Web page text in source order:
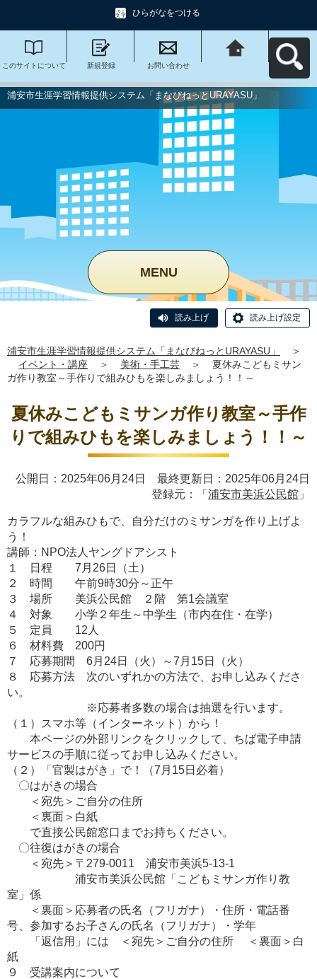
ひらがなをつける
このサイトについて 新規登録 お問い合わせ
びねっと
URAYASU」へ戻る
浦安市生涯学習情報提供システム「まなびねっとURAYASU」
MENU
読み上げ 読み上げ設定
浦安市生涯学習情報提供システム「まなびねっとURAYASU」
＞
イベント・講座
＞ 美術・手工芸 ＞
夏休みこどもミサン
ガ作り教室～手作りで組みひもを楽しみましょう！！～
夏休みこどもミサンガ作り教室～手作
りで組みひもを楽しみましょう！！～
公開日：2025年06月24日 最終更新日：2025年06月24日
登録元：「 浦安市美浜公民館 」
カラフルな組みひもで、自分だけのミサンガを作り上げよ
う！
講師：NPO法人ヤングドアシスト
１ 日程 7月26日（土）
２ 時間 午前9時30分～正午
３ 場所 美浜公民館 ２階 第1会議室
４ 対象 小学２年生～中学生（市内在住・在学）
５ 定員 12人
６ 材料費 200円
７ 応募期間 6月24日（火）～7月15日（火）
８ 応募方法 次のいずれかの方法で、お申し込みくださ
い。
※応募者多数の場合は抽選を行います。
（１）スマホ等（インターネット）から！
本ページの外部リンクをクリックして、ちば電子申請
サービスの手順に従ってお申し込みください。
（２）「官製はがき」で！（7月15日必着）
〇はがきの場合
＜宛先＞ご自分の住所
＜裏面＞白紙
で直接公民館窓口までお持ちください。
〇往復はがきの場合
＜宛先＞〒279-0011 浦安市美浜5-13-1
浦安市美浜公民館「こどもミサンガ作り教
室」係
＜裏面＞応募者の氏名（フリガナ）・住所・電話番
号、参加するお子さんの氏名（フリガナ）・学年
「返信用」には ＜宛先＞ご自分の住所 ＜裏面＞白
紙
９ 受講案内について